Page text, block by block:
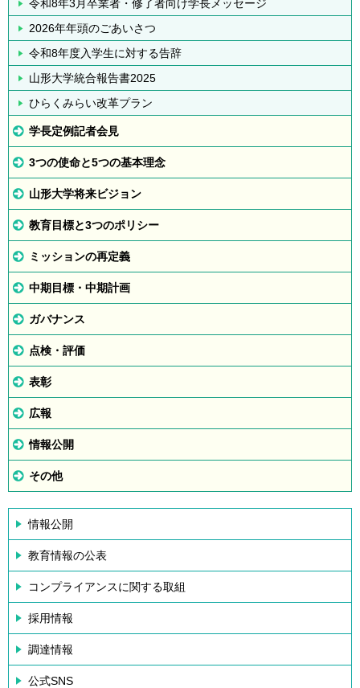
令和8年3月卒業者・修了者向け学長メッセージ
2026年年頭のごあいさつ
令和8年度入学生に対する告辞
山形大学統合報告書2025
ひらくみらい改革プラン
学長定例記者会見
3つの使命と5つの基本理念
山形大学将来ビジョン
教育目標と3つのポリシー
ミッションの再定義
中期目標・中期計画
ガバナンス
点検・評価
表彰
広報
情報公開
その他
情報公開
教育情報の公表
コンプライアンスに関する取組
採用情報
調達情報
公式SNS